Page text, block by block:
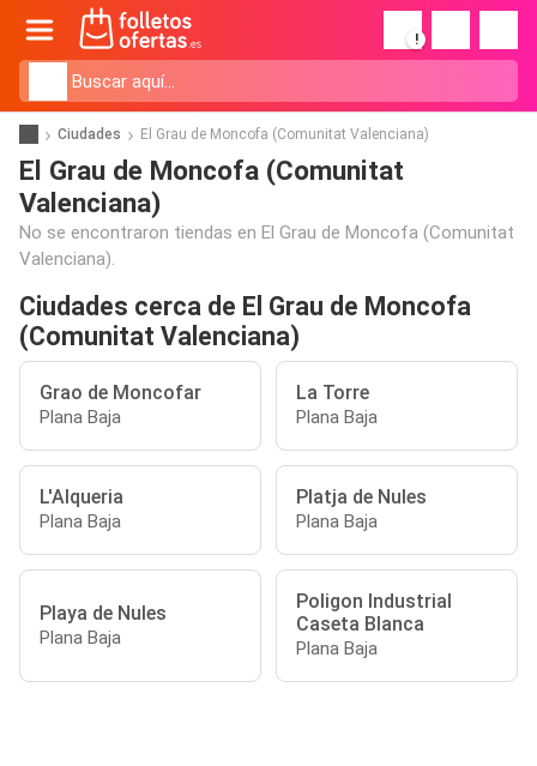
!
Ciudades El Grau de Moncofa (Comunitat Valenciana)
El Grau de Moncofa (Comunitat
Valenciana)
No se encontraron tiendas en El Grau de Moncofa (Comunitat
Valenciana).
Ciudades cerca de El Grau de Moncofa
(Comunitat Valenciana)
Grao de Moncofar
Plana Baja
La Torre
Plana Baja
L'Alqueria
Plana Baja
Platja de Nules
Plana Baja
Playa de Nules
Plana Baja
Poligon Industrial
Caseta Blanca
Plana Baja